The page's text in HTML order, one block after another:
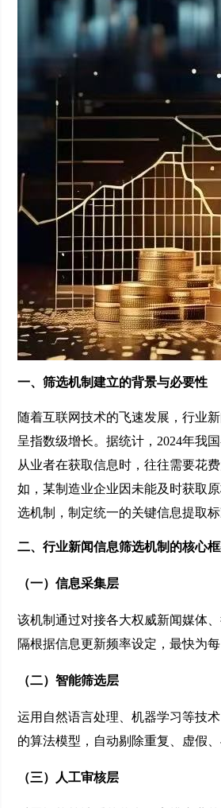
一、筛选机制建立的背景与必要性
随着互联网技术的飞速发展，行业
呈指数级增长。据统计，2024年我
从业者在获取信息时，往往需要花
如，某制造业企业因未能及时获取
选机制，制定统一的关键信息提取
二、行业新闻信息筛选机制的核心
（一）信息采集层
该机制通过对接各大权威新闻媒体
隔根据信息更新频率设定，最快为
（二）智能筛选层
运用自然语言处理、机器学习等技
的算法模型，自动剔除重复、虚假
（三）人工审核层